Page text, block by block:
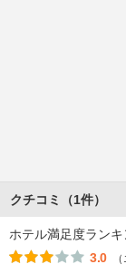
クチコミ（1件）
ホテル満足度ラン
3.0